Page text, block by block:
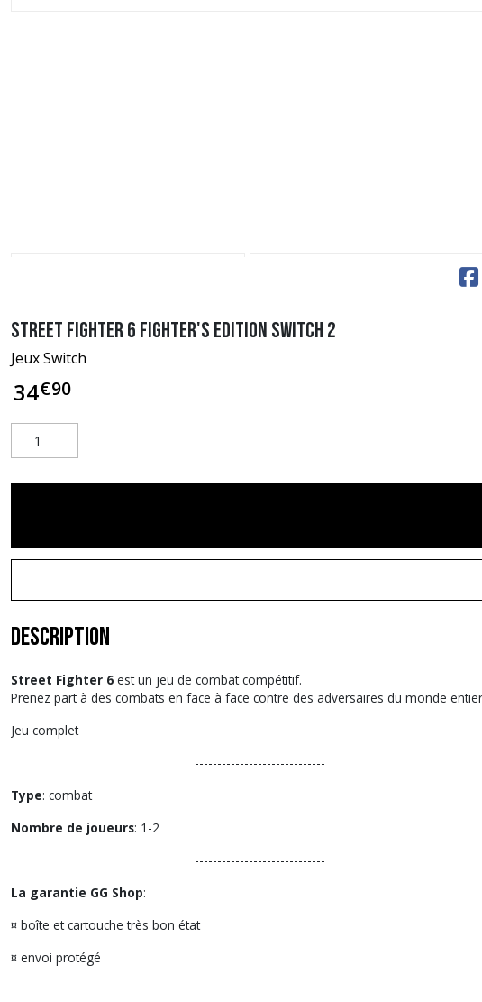
Street Fighter 6 Fighter's Edition Switch 2
Jeux Switch
34€90
Description
Street Fighter 6 est un jeu de combat compétitif.
Prenez part à des combats en face à face contre des adversaires du monde
Jeu complet
-----------------------------
Type: combat
Nombre de joueurs: 1-2
-----------------------------
La garantie GG Shop:
¤ boîte et cartouche très bon état
¤ envoi protégé